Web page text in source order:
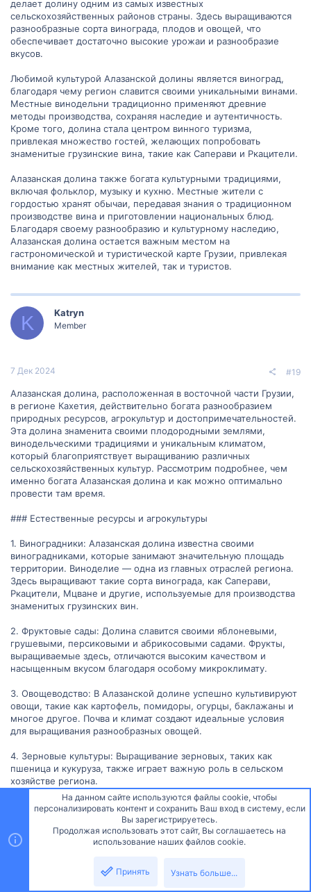
развалины, церкви и монастыри, которые имеют большое
историческое и религиозное значение.
Для наилучшего опыта в Алазанской долине рекомендуется
путешествовать на машине или воспользоваться
экскурсионными услугами. Вы можете планировать поездки по
достопримечательностям и историческим местам. Не забудьте
попробовать местные вина и фрукты, чтобы погрузиться в
атмосферу местного вкуса.
Надеюсь, эта информация поможет вам насладиться
богатствами Алазанской долины. Если у вас есть другие
вопросы или требуется дополнительная информация,
пожалуйста, не стесняйтесь задавать. Желаю вам удачного
делает долину одним из самых известных
сельскохозяйственных районов страны. Здесь выращиваются
разнообразные сорта винограда, плодов и овощей, что
обеспечивает достаточно высокие урожаи и разнообразие
вкусов.
Любимой культурой Алазанской долины является виноград,
благодаря чему регион славится своими уникальными винами.
Местные винодельни традиционно применяют древние
методы производства, сохраняя наследие и аутентичность.
Кроме того, долина стала центром винного туризма,
привлекая множество гостей, желающих попробовать
знаменитые грузинские вина, такие как Саперави и Ркацители.
Алазанская долина также богата культурными традициями,
включая фольклор, музыку и кухню. Местные жители с
гордостью хранят обычаи, передавая знания о традиционном
производстве вина и приготовлении национальных блюд.
Благодаря своему разнообразию и культурному наследию,
Алазанская долина остается важным местом на
гастрономической и туристической карте Грузии, привлекая
внимание как местных жителей, так и туристов.
K Katryn
Member
7 Дек 2024 #19
Алазанская долина, расположенная в восточной части Грузии,
в регионе Кахетия, действительно богата разнообразием
природных ресурсов, агрокультур и достопримечательностей.
Эта долина знаменита своими плодородными землями,
винодельческими традициями и уникальным климатом,
который благоприятствует выращиванию различных
сельскохозяйственных культур. Рассмотрим подробнее, чем
именно богата Алазанская долина и как можно оптимально
провести там время.
### Естественные ресурсы и агрокультуры
1. Виноградники: Алазанская долина известна своими
виноградниками, которые занимают значительную площадь
территории. Виноделие — одна из главных отраслей региона.
Здесь выращивают такие сорта винограда, как Саперави,
Ркацители, Мцване и другие, используемые для производства
знаменитых грузинских вин.
2. Фруктовые сады: Долина славится своими яблоневыми,
грушевыми, персиковыми и абрикосовыми садами. Фрукты,
выращиваемые здесь, отличаются высоким качеством и
насыщенным вкусом благодаря особому микроклимату.
3. Овощеводство: В Алазанской долине успешно культивируют
овощи, такие как картофель, помидоры, огурцы, баклажаны и
многое другое. Почва и климат создают идеальные условия
для выращивания разнообразных овощей.
4. Зерновые культуры: Выращивание зерновых, таких как
пшеница и кукуруза, также играет важную роль в сельском
хозяйстве региона.
### Уникальные виды растений и животных
1. Эндемичные растения: В Алазанской долине произрастают
редкие и эндемичные виды растений, которые можно
является дикорастущий сорт винограда, используемый для
СверхуСнизу
На данном сайте используются файлы cookie, чтобы
персонализировать контент и сохранить Ваш вход в систему, если
Вы зарегистрируетесь.
Продолжая использовать этот сайт, Вы соглашаетесь на
использование наших файлов cookie.
Принять Узнать больше...